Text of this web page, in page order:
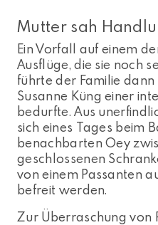
Mutter sah
Ein Vorfall auf einem
Ausflüge, die sie noch
führte der Familie dann
Susanne Küng einer
bedurfte. Aus
sich eines Tages beim
benachbarten Oey
geschlossenen
von einem Passanten
befreit werden.
Zur Überraschung von